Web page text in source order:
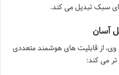
سبک تبدیل می کند.
آسان
وی، از قابلیت های هوشمند متعددی
می کند: